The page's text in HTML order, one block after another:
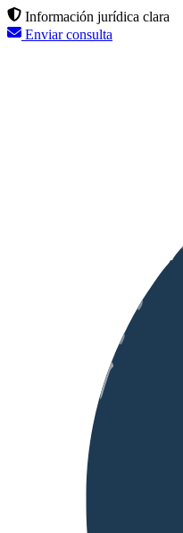
Información jurídica clara
Enviar consulta